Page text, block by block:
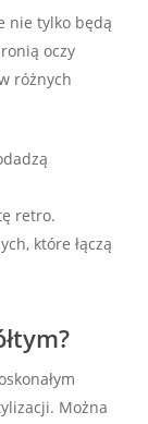
nie tylko ‍będą
oczy
różnych
retro.
które łączą
Można